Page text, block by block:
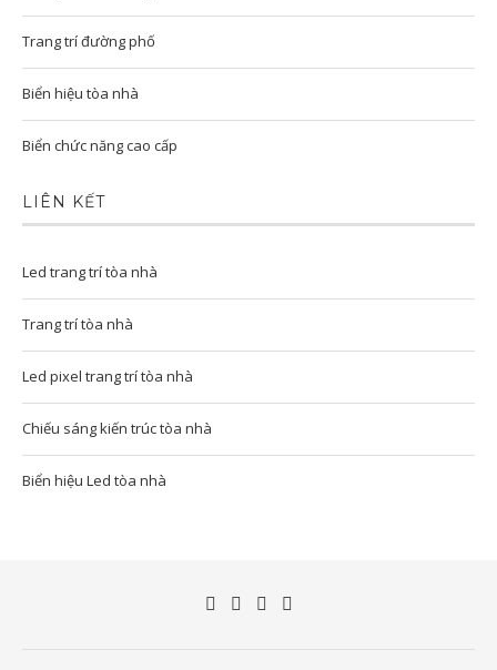
Trang trí đường phố
Biển hiệu tòa nhà
Biển chức năng cao cấp
LIÊN KẾT
Led trang trí tòa nhà
Trang trí tòa nhà
Led pixel trang trí tòa nhà
Chiếu sáng kiến trúc tòa nhà
Biển hiệu Led tòa nhà